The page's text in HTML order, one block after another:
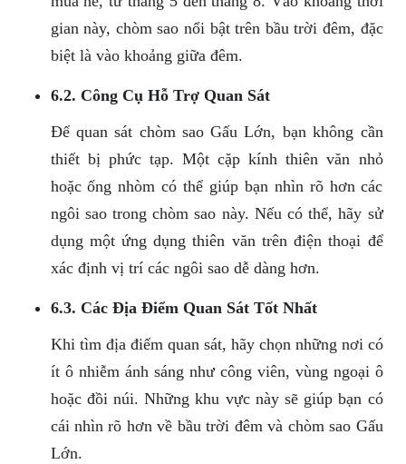
gian này, chòm sao nổi bật trên bầu trời đêm, đặc
biệt là vào khoảng giữa đêm.
6.2. Công Cụ Hỗ Trợ Quan Sát
Để quan sát chòm sao Gấu Lớn, bạn không cần
thiết bị phức tạp. Một cặp kính thiên văn nhỏ
hoặc ống nhòm có thể giúp bạn nhìn rõ hơn các
ngôi sao trong chòm sao này. Nếu có thể, hãy sử
dụng một ứng dụng thiên văn trên điện thoại để
xác định vị trí các ngôi sao dễ dàng hơn.
6.3. Các Địa Điểm Quan Sát Tốt Nhất
Khi tìm địa điểm quan sát, hãy chọn những nơi có
ít ô nhiễm ánh sáng như công viên, vùng ngoại ô
hoặc đồi núi. Những khu vực này sẽ giúp bạn có
cái nhìn rõ hơn về bầu trời đêm và chòm sao Gấu
Lớn.